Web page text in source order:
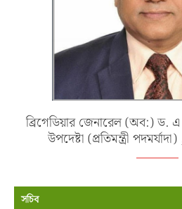
ব্রিগেডিয়ার জেনারেল (অব:) ড.
উপদেষ্টা (প্রতিমন্ত্রী
সচিব